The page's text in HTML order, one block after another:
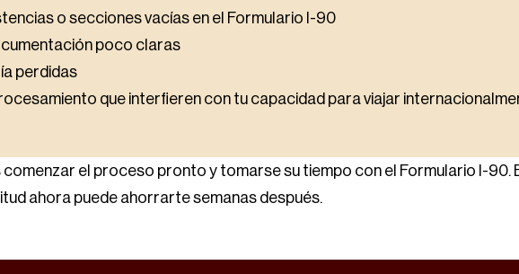
o secciones vacías en el Formulario I-90
poco claras
perdidas
que interfieren con tu capacidad para viajar
el proceso pronto y tomarse su tiempo con el Formulario I-90.
ahora puede ahorrarte semanas después.